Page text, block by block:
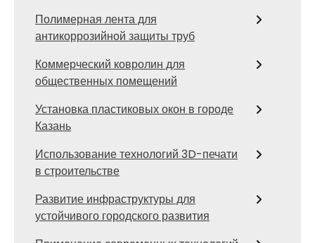
Полимерная лента для
антикоррозийной защиты труб
Коммерческий ковролин для
общественных помещений
Установка пластиковых окон в городе
Казань
Использование технологий 3D-печати
в строительстве
Развитие инфраструктуры для
устойчивого городского развития